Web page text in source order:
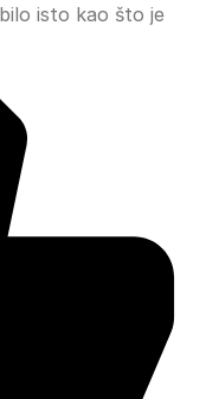
isto kao što je